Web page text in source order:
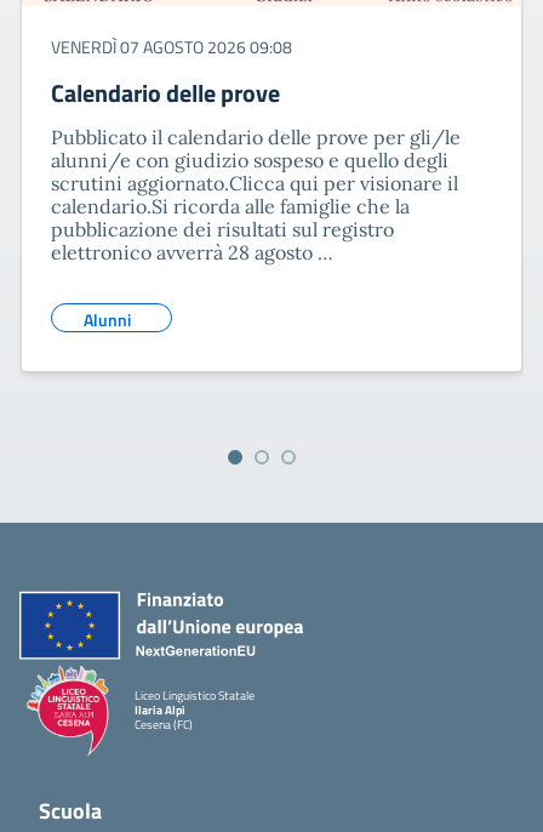
VENERDÌ 07 AGOSTO 2026 09:08
Calendario delle prove
Pubblicato il calendario delle prove per gli/le
alunni/e con giudizio sospeso e quello degli
scrutini aggiornato.Clicca qui per visionare il
calendario.Si ricorda alle famiglie che la
pubblicazione dei risultati sul registro
elettronico avverrà 28 agosto …
Alunni
Liceo Linguistico Statale
Ilaria Alpi
Cesena (FC)
Scuola